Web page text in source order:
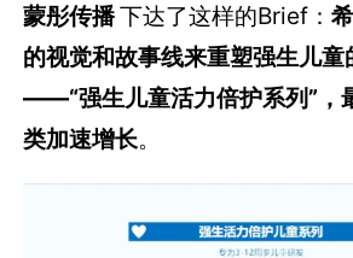
蒙彤传播下达了这样的Brief：
的视觉和故事线来重塑强生儿童
——“强生儿童活力倍护系列”，
类加速增长。